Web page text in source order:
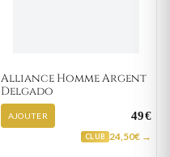
Alliance Homme Argent
Delgado
AJOUTER 49€
CLUB 24,50€ →